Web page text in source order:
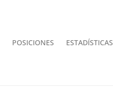
POSICIONES ESTADÍSTICAS